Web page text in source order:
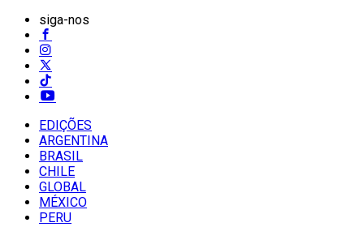
siga-nos
EDIÇÕES
ARGENTINA
BRASIL
CHILE
GLOBAL
MÉXICO
PERU